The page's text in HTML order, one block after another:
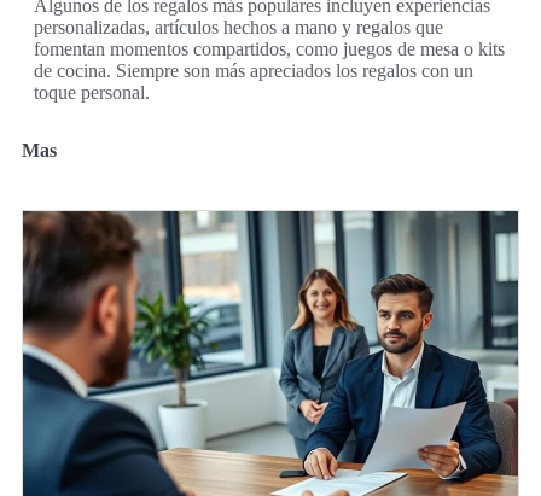
Algunos de los regalos más populares incluyen experiencias
personalizadas, artículos hechos a mano y regalos que
fomentan momentos compartidos, como juegos de mesa o kits
de cocina. Siempre son más apreciados los regalos con un
toque personal.
Mas